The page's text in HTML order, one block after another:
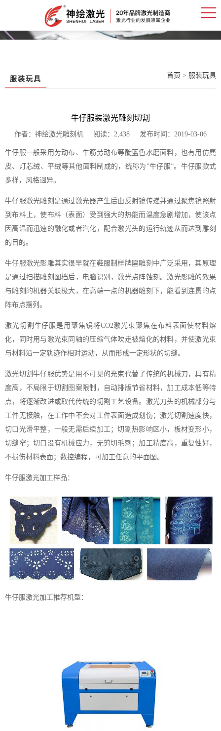
服装玩具 首页 > 服装玩具
牛仔服装激光雕刻切割
作者：神绘激光雕刻机 阅读：2,438 发布时间：2019-03-06
牛仔服一般采用劳动布、牛筋劳动布等靛蓝色水磨面料，也有用仿麂
皮、灯芯绒、平绒等其他面料制成的，统称为”牛仔服”。牛仔服款式
多样，风格迥异。
牛仔服激光雕刻是通过激光器产生后由反射镜传递并通过聚焦镜照射
到布料上，使布料（表面）受到强大的热能而温度急剧增加，使该点
因高温而迅速的融化或者汽化，配合激光头的运行轨迹从而达到雕刻
的目的。
牛仔服激光影雕其实很早就在鞋服制样牌匾雕刻中广泛采用，其原理
是通过扫描雕刻图档后，电脑识别，激光点阵蚀刻。激光影雕的效果
与雕刻的机器关联极大，在高端一点的机器雕刻下，能看到连贯的点
阵布点摆列。
激光切割牛仔服是用聚焦镜将CO2激光束聚焦在布料表面使材料熔
化，同时用与激光束同轴的压缩气体吹走被熔化的材料，并使激光束
与材料沿一定轨迹作相对运动，从而形成一定形状的切缝。
激光切割牛仔服优势是用不可见的光束代替了传统的机械刀，具有精
度高，不局限于切割图案限制，自动排版节省材料，加工成本低等特
点，将逐渐改进或取代传统的切割工艺设备。激光刀头的机械部分与
工件无接触，在工作中不会对工件表面造成划伤；激光切割速度快，
切口光滑平整，一般无需后续加工；切割热影响区小，板材变形小，
切缝窄；切口没有机械应力，无剪切毛刺；加工精度高，重复性好，
不损伤材料表面；数控编程，可加工任意的平面图。
牛仔服激光加工样品：
牛仔服激光加工推荐机型：